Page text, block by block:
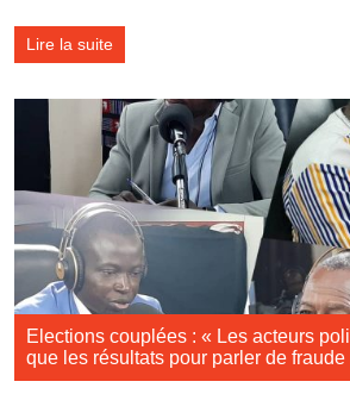
Lire la suite
Elections couplées : « Les acteurs
que les résultats pour parler de fraude